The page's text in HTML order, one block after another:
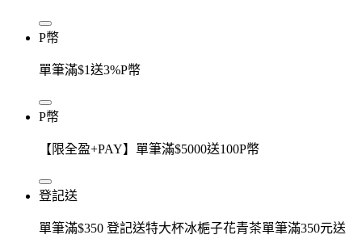
P幣
單筆滿$1送3%P幣
P幣
【限全盈+PAY】單筆滿$5000送100P幣
登記送
單筆滿$350 登記送特大杯冰梔子花青茶單筆滿350元送